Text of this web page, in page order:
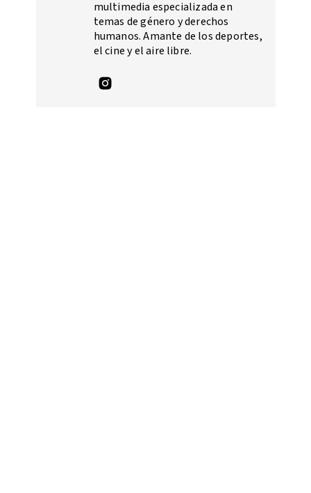
multimedia especializada en
temas de género y derechos
humanos. Amante de los deportes,
el cine y el aire libre.